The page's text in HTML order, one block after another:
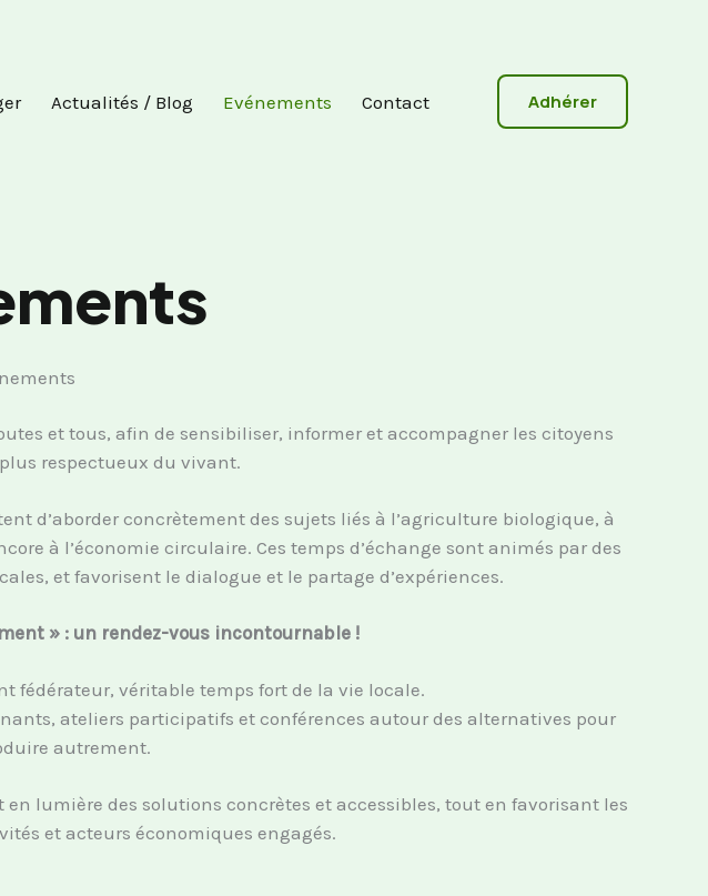
Actualités / Blog Evénements Contact Adhérer
et tous, afin de sensibiliser, informer et accompagner les citoyens
respectueux du vivant.
d’aborder concrètement des sujets liés à l’agriculture biologique, à
à l’économie circulaire. Ces temps d’échange sont animés par des
et favorisent le dialogue et le partage d’expériences.
» : un rendez-vous incontournable !
fédérateur, véritable temps fort de la vie locale.
ateliers participatifs et conférences autour des alternatives pour
autrement.
lumière des solutions concrètes et accessibles, tout en favorisant les
et acteurs économiques engagés.